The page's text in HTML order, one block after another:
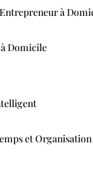
à
Domicile
et Organisation